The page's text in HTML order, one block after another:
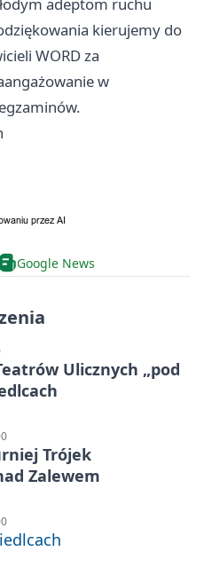
adeptom ruchu
kierujemy do
WORD za
w
Google News
Ulicznych „pod
Trójek
Zalewem